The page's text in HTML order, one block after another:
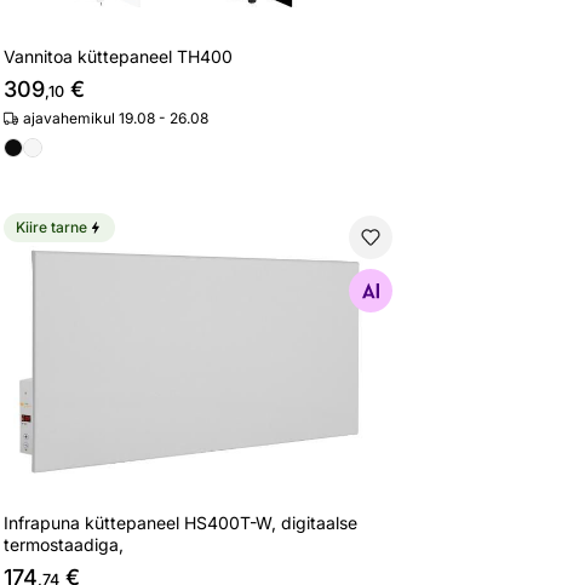
Vannitoa küttepaneel TH400
309,10€
ajavahemikul 19.08 - 26.08
Infrapuna küttepaneel HS400T-W, digitaalse termostaadiga,
Kiire tarne
Infrapuna küttepaneel HS400T-W, digitaalse
termostaadiga,
174,74€